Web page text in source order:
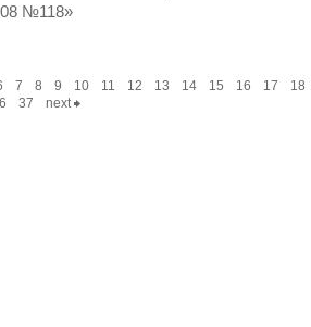
№118»
7 8 9 10 11 12 13 14 15 16 17
18
37 next